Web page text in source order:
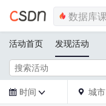
活动首页 发现活动
 时间   城市